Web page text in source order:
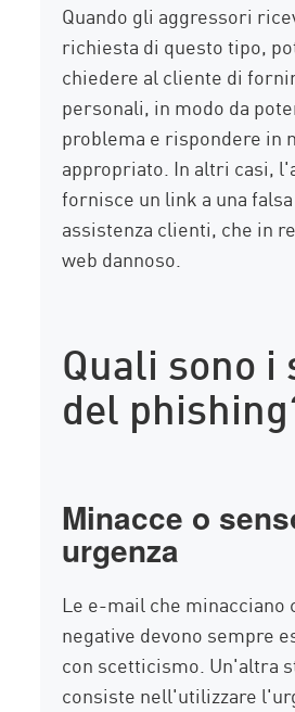
Quando gli aggressori
richiesta di questo tipo,
chiedere al cliente di
personali, in modo da
problema e rispondere in
appropriato. In altri casi,
fornisce un link a una
assistenza clienti, che in
web dannoso.
Quali sono i
del
Minacce o
urgenza
Le e-mail che minacciano
negative devono sempre
con scetticismo. Un'altra
consiste nell'utilizzare